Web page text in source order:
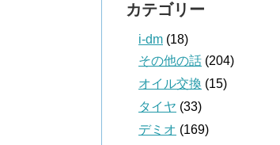
カテゴリー
i-dm (18)
その他の話 (204)
オイル交換 (15)
タイヤ (33)
デミオ (169)